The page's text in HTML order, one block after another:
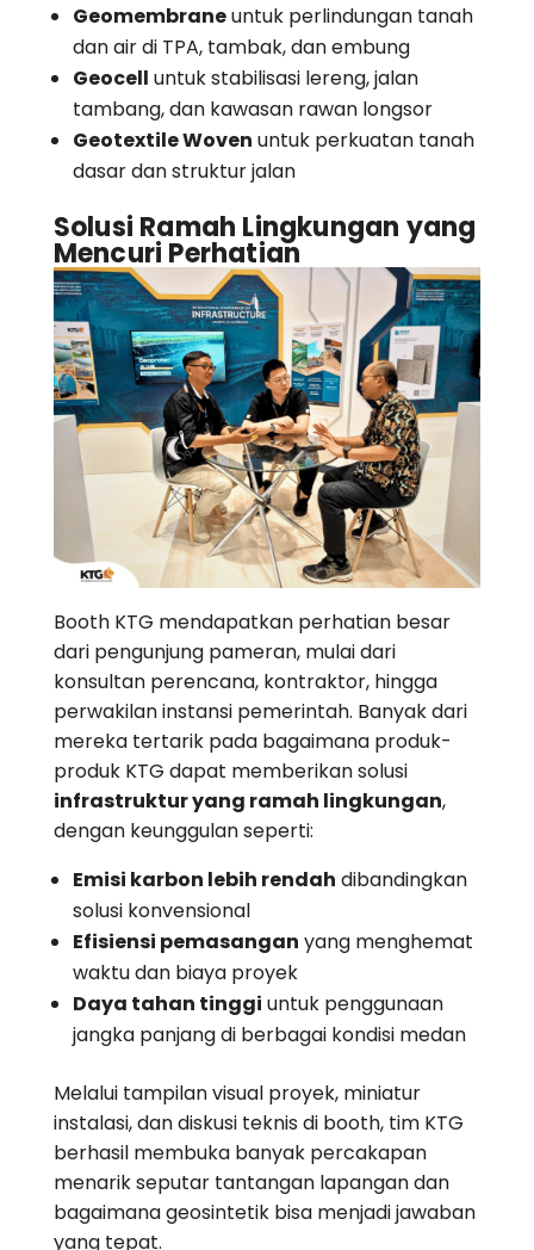
Geomembraneuntuk perlindungan tanah
dan air di TPA, tambak, dan embung
Geocell untuk stabilisasi lereng, jalan
tambang, dan kawasan rawan longsor
Geotextile Woven untuk perkuatan tanah
dasar dan struktur jalan
Solusi Ramah Lingkungan yang
Mencuri Perhatian
Booth KTG mendapatkan perhatian besar
dari pengunjung pameran, mulai dari
konsultan perencana, kontraktor, hingga
perwakilan instansi pemerintah. Banyak dari
mereka tertarik pada bagaimana produk-
produk KTG dapat memberikan solusi
infrastruktur yang ramah lingkungan,
dengan keunggulan seperti:
Emisi karbon lebih rendah dibandingkan
solusi konvensional
Efisiensi pemasangan yang menghemat
waktu dan biaya proyek
Daya tahan tinggi untuk penggunaan
jangka panjang di berbagai kondisi medan
Melalui tampilan visual proyek, miniatur
instalasi, dan diskusi teknis di booth, tim KTG
berhasil membuka banyak percakapan
menarik seputar tantangan lapangan dan
bagaimana geosintetik bisa menjadi jawaban
yang tepat.